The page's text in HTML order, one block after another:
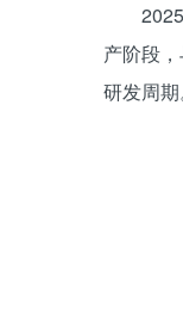
产阶段
研发周期